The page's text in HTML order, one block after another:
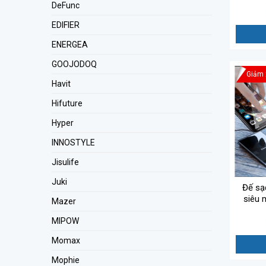
DeFunc
EDIFIER
ENERGEA
GOOJODOQ
Havit
Hifuture
Hyper
INNOSTYLE
Jisulife
Juki
Mazer
MIPOW
Momax
Mophie
Giảm
Đế
siêu
Ultra-